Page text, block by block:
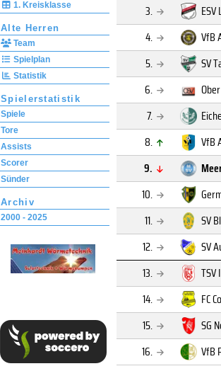
1. Kreisklasse
Alte Herren
Team
Spielplan
Statistik
Spielerstatistik
Spiele
Tore
Assists
Scorer
Sünder
Archiv
2000 - 2025
3.
4.
VfB
5.
SV
6.
7.
8.
VfB
9.
10.
11.
SV
12.
SV
13.
TSV
14.
FC
15.
SG
16.
VfB